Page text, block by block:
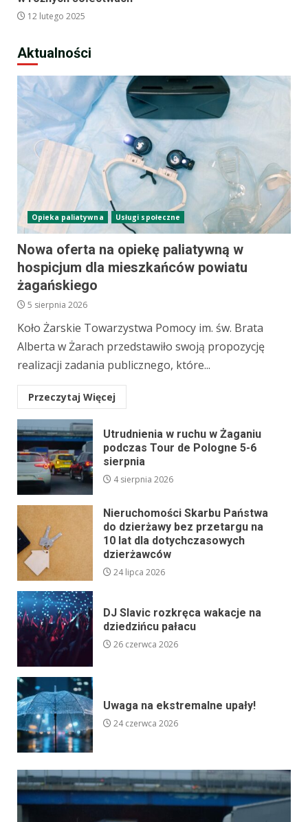
12 lutego 2025
Aktualności
Opieka paliatywna Usługi społeczne
Nowa oferta na opiekę paliatywną w
hospicjum dla mieszkańców powiatu
żagańskiego
5 sierpnia 2026
Koło Żarskie Towarzystwa Pomocy im. św. Brata
Alberta w Żarach przedstawiło swoją propozycję
realizacji zadania publicznego, które...
Przeczytaj Więcej
Utrudnienia w ruchu w Żaganiu
podczas Tour de Pologne 5-6
sierpnia
4 sierpnia 2026
Nieruchomości Skarbu Państwa
do dzierżawy bez przetargu na
10 lat dla dotychczasowych
dzierżawców
24 lipca 2026
DJ Slavic rozkręca wakacje na
dziedzińcu pałacu
26 czerwca 2026
Uwaga na ekstremalne upały!
24 czerwca 2026